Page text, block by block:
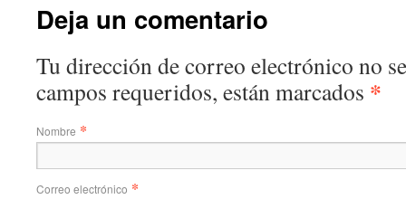
Deja un comentario
Tu dirección de correo electrónico no
campos requeridos, están marcados *
Nombre *
Correo electrónico *